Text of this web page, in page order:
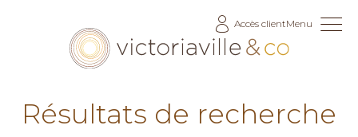
Accès clientMenu
Résultats de recherche